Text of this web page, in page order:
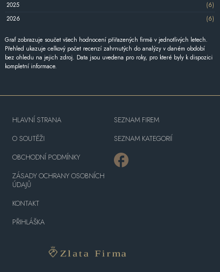
2025
(6)
2026
(6)
Graf zobrazuje součet všech hodnocení přiřazených firmě v jednotlivých letech.
Přehled ukazuje celkový počet recenzí zahrnutých do analýzy v daném období
bez ohledu na jejich zdroj. Data jsou uvedena pro roky, pro které byly k dispozici
kompletní informace.
HLAVNÍ STRANA
O SOUTĚŽI
OBCHODNÍ PODMÍNKY
ZÁSADY OCHRANY OSOBNÍCH
ÚDAJŮ
KONTAKT
PŘIHLÁŠKA
SEZNAM FIREM
SEZNAM KATEGORIÍ